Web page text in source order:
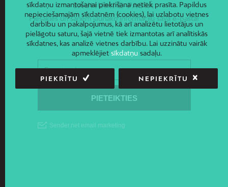
JAUNUMI E-PASTĀ
Piesakies un saņem jaunāko informāciju savā e-pastā!
sīkdatņu izmantošanai piekrišana netiek prasīta. Papildus
nepieciešamajām sīkdatnēm (cookies), lai uzlabotu vietnes
darbību un pakalpojumus, kā arī analizētu lietotājus un
pielāgotu saturu, šajā vietnē tiek izmantotas arī analītiskās
sīkdatnes, kas analizē vietnes darbību. Lai uzzinātu vairāk
apmeklējiet sīkdatņusadaļu.
PIEKRĪTU NEPIEKRĪTU